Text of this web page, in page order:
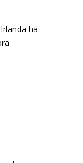
ha